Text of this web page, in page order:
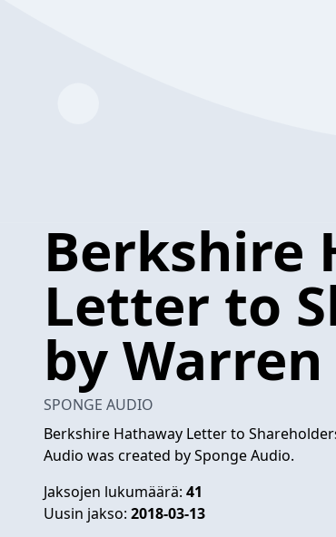
Berkshire
Letter to
by
SPONGE AUDIO
Berkshire Hathaway Letter to
Audio was created by Sponge Audio.
Jaksojen lukumäärä: 41
Uusin jakso: 2018-03-13